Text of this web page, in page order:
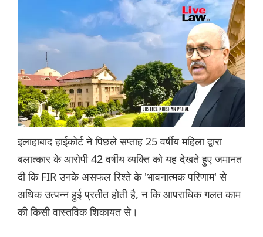
इलाहाबाद हाईकोर्ट ने पिछले सप्ताह 25 वर्षीय महिला द्वारा
बलात्कार के आरोपी 42 वर्षीय व्यक्ति को यह देखते हुए जमानत
दी कि FIR उनके असफल रिश्ते के 'भावनात्मक परिणाम' से
अधिक उत्पन्न हुई प्रतीत होती है, न कि आपराधिक गलत काम
की किसी वास्तविक शिकायत से।